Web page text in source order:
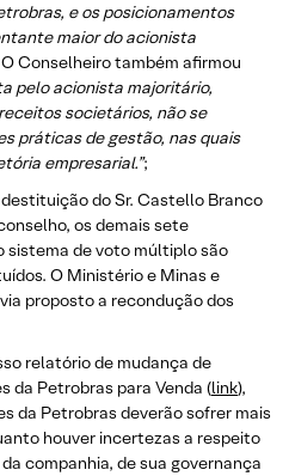
e os posicionamentos
maior do acionista
Conselheiro também afirmou
pelo acionista majoritário,
societários, não se
práticas de gestão, nas quais
empresarial.”;
do Sr. Castello Branco
os demais sete
sistema de voto múltiplo são
O Ministério e Minas e
proposto a recondução dos
relatório de mudança de
da Petrobras para Venda (link),
da Petrobras deverão sofrer mais
houver incertezas a respeito
companhia, de sua governança